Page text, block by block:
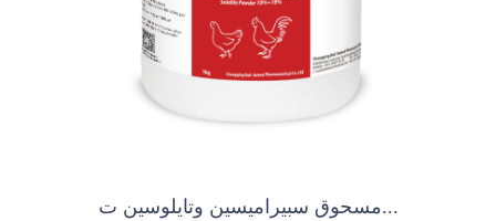
مسحوق سبيراميسين وتايلوسين ت...